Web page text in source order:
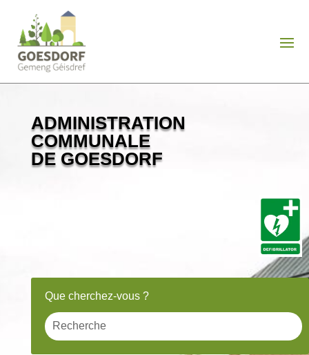
ADMINISTRATION
COMMUNALE
DE GOESDORF